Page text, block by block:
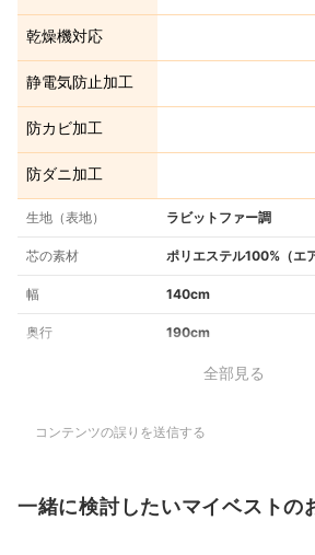
乾燥機対応
静電気防止加工
防カビ加工
防ダニ加工
生地（表地） ラビットファー調
芯の素材 ポリエステル100%（エ
幅 140cm
奥行 190cm
全部見る
コンテンツの誤りを送信する
一緒に検討したいマイベストの